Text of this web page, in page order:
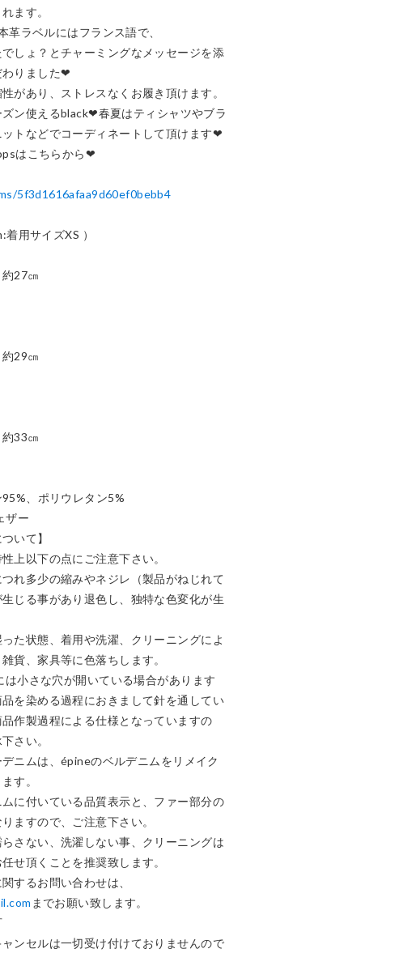
ます。
革ラベルにはフランス語で、
しょ？とチャーミングなメッセージを添
わりました❤︎
があり、ストレスなくお履き頂けます。
ン使えるblack❤︎春夏はティシャツやブラ
トなどでコーディネートして頂けます❤︎
5f3d1616afaa9d60ef0bebb4
着用サイズXS ）
27㎝
29㎝
33㎝
、ポリウレタン5%
ザー
いて】
上以下の点にご注意下さい。
つれ多少の縮みやネジレ（製品がねじれて
じる事があり退色し、独特な色変化が生
った状態、着用や洗濯、クリーニングによ
貨、家具等に色落ちします。
小さな穴が開いている場合があります
を染める過程におきまして針を通してい
作製過程による仕様となっていますの
さい。
ニムは、épineのベルデニムをリメイク
す。
に付いている品質表示と、ファー部分の
ますので、ご注意下さい。
さない、洗濯しない事、クリーニングは
せ頂くことを推奨致します。
までお願い致します。
ンセルは一切受け付けておりませんので